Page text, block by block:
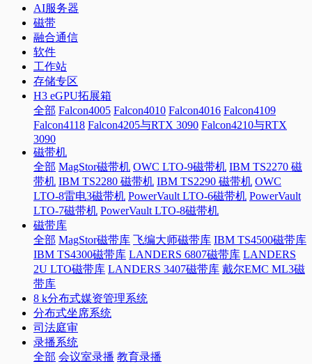
AI服务器
磁带
融合通信
软件
工作站
存储专区
H3 eGPU拓展箱
全部 Falcon4005 Falcon4010 Falcon4016 Falcon4109
Falcon4118 Falcon4205与RTX 3090 Falcon4210与RTX
3090
磁带机
全部 MagStor磁带机 OWC LTO-9磁带机 IBM TS2270 磁
带机 IBM TS2280 磁带机 IBM TS2290 磁带机 OWC
LTO-8雷电3磁带机 PowerVault LTO-6磁带机 PowerVault
LTO-7磁带机 PowerVault LTO-8磁带机
磁带库
全部 MagStor磁带库 飞编大师磁带库 IBM TS4500磁带库
IBM TS4300磁带库 LANDERS 6807磁带库 LANDERS
2U LTO磁带库 LANDERS 3407磁带库 戴尔EMC ML3磁
带库
8 k分布式媒资管理系统
分布式坐席系统
司法庭审
录播系统
全部 会议室录播 教育录播